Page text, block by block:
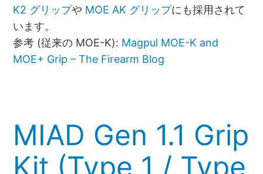
K2 グリップや MOE AK グリップにも採用されて
います。
参考 (従来の MOE-K): Magpul MOE-K and
MOE+ Grip – The Firearm Blog
MIAD Gen 1.1 Grip
Kit (Type 1 / Type